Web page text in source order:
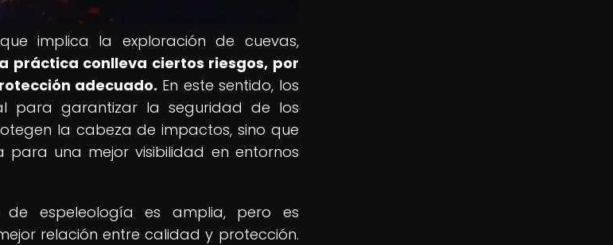
implica la exploración de cuevas,
práctica conlleva ciertos riesgos, por
adecuado. En este sentido, los
para garantizar la seguridad de los
la cabeza de impactos, sino que
una mejor visibilidad en entornos
espeleología es amplia, pero es
relación entre calidad y protección.